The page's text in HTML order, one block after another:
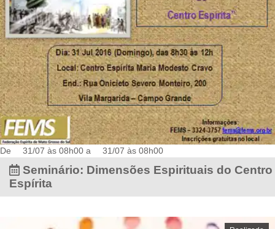
De 31/07 às 08h00 a 31/07 às 08h00
Seminário: Dimensões Espirituais do Centro
Espírita